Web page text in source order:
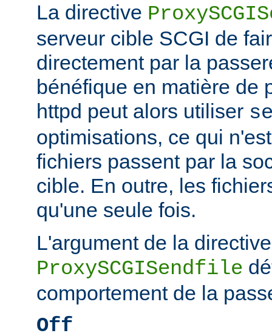
La directive
serveur cible SCGI de
directement par la
bénéfique en matière de
httpd peut alors utiliser
optimisations, ce qui
fichiers passent par la
cible. En outre, les
qu'une seule fois.
L'argument de la directive
ProxySCGISendfile
comportement de la
Off